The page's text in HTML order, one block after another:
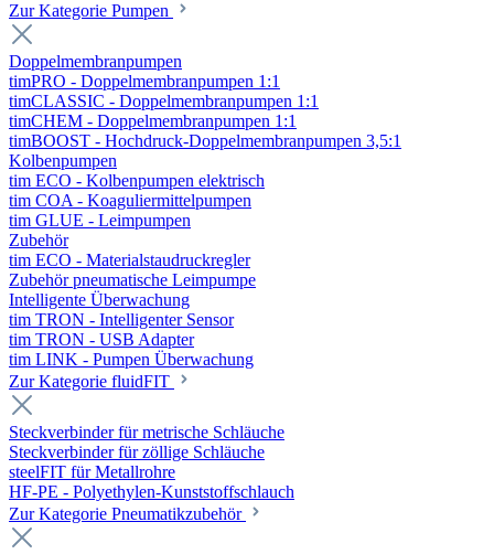
Zur Kategorie Pumpen
Doppelmembranpumpen
timPRO - Doppelmembranpumpen 1:1
timCLASSIC - Doppelmembranpumpen 1:1
timCHEM - Doppelmembranpumpen 1:1
timBOOST - Hochdruck-Doppelmembranpumpen 3,5:1
Kolbenpumpen
tim ECO - Kolbenpumpen elektrisch
tim COA - Koaguliermittelpumpen
tim GLUE - Leimpumpen
Zubehör
tim ECO - Materialstaudruckregler
Zubehör pneumatische Leimpumpe
Intelligente Überwachung
tim TRON - Intelligenter Sensor
tim TRON - USB Adapter
tim LINK - Pumpen Überwachung
Zur Kategorie fluidFIT
Steckverbinder für metrische Schläuche
Steckverbinder für zöllige Schläuche
steelFIT für Metallrohre
HF-PE - Polyethylen-Kunststoffschlauch
Zur Kategorie Pneumatikzubehör